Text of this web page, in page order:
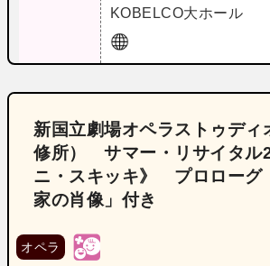
KOBELCO大ホール
新国立劇場オペラストゥディ
修所） サマー・リサイタル
ニ・スキッキ》 プロローグ
家の肖像」付き
オペラ